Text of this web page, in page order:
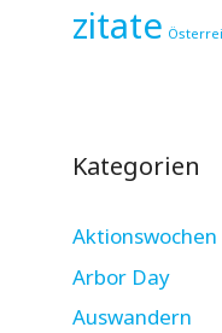
zitate
Kategorien
Aktionswochen
Arbor Day
Auswandern